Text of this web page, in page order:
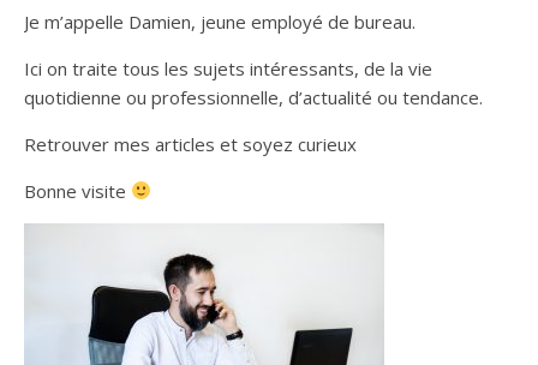
Je m’appelle Damien, jeune employé de bureau.
Ici on traite tous les sujets intéressants, de la vie
quotidienne ou professionnelle, d’actualité ou tendance.
Retrouver mes articles et soyez curieux
Bonne visite